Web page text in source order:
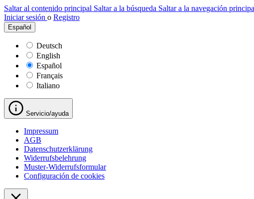
Saltar al contenido principal Saltar a la búsqueda Saltar a la navegación
Iniciar sesión o Registro
Español
Deutsch
English
Español
Français
Italiano
Servicio/ayuda
Impressum
AGB
Datenschutzerklärung
Widerrufsbelehrung
Muster-Widerrufsformular
Configuración de cookies